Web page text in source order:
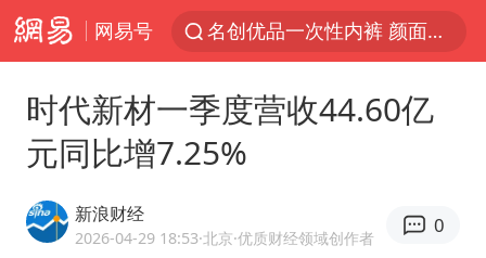
网易号
名创优品一次性内裤 颜面尽失
实时追踪台风白海豚
女主硬加吻戏短剧已下架
时代新材一季度营收44.60亿
元同比增7.25%
新浪财经
2026-04-29 18:53·北京·优质财经领域创作者
0